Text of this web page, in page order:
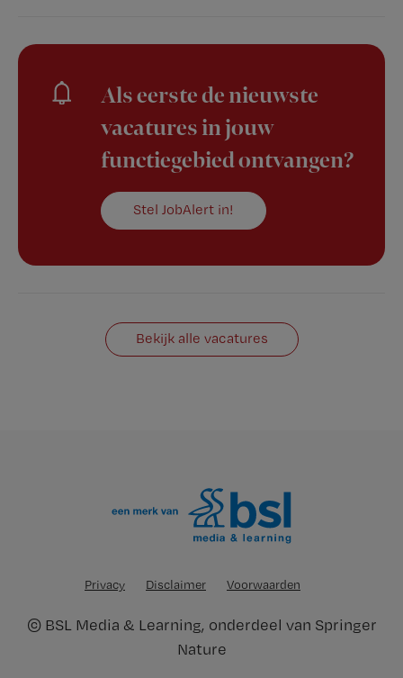
Als eerste de nieuwste
vacatures in jouw
functiegebied ontvangen?
Stel JobAlert in!
Bekijk alle vacatures
Privacy Disclaimer Voorwaarden
© BSL Media & Learning, onderdeel van Springer
Nature